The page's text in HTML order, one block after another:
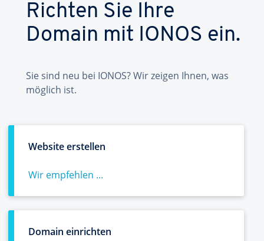
Richten Sie Ihre
Domain mit IONOS ein.
Sie sind neu bei IONOS? Wir zeigen Ihnen, was
möglich ist.
Website erstellen
Wir empfehlen ...
Domain einrichten